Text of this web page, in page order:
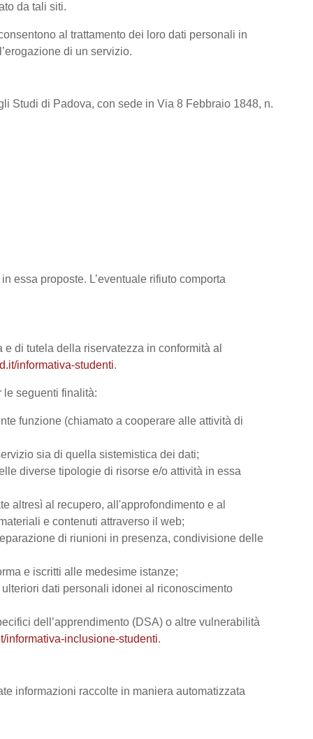
da tali siti.
al trattamento dei loro dati personali in
di un servizio.
Studi di Padova, con sede in Via 8 Febbraio 1848, n.
essa proposte. L’eventuale rifiuto comporta
di tutela della riservatezza in conformità al
informativa-studenti.
le seguenti finalità:
funzione (chiamato a cooperare alle attività di
sia di quella sistemistica dei dati;
diverse tipologie di risorse e/o attività in essa
altresì al recupero, all'approfondimento e al
e contenuti attraverso il web;
di riunioni in presenza, condivisione delle
e iscritti alle medesime istanze;
dati personali idonei al riconoscimento
dell’apprendimento (DSA) o altre vulnerabilità
informativa-inclusione-studenti.
informazioni raccolte in maniera automatizzata